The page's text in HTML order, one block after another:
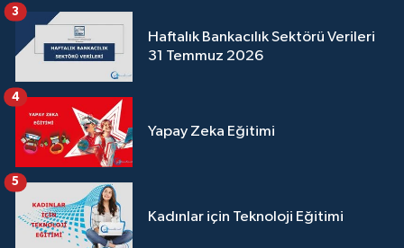
Haftalık Bankacılık Sektörü Verileri
31 Temmuz 2026
3
Yapay Zeka Eğitimi
4
Kadınlar için Teknoloji Eğitimi
5